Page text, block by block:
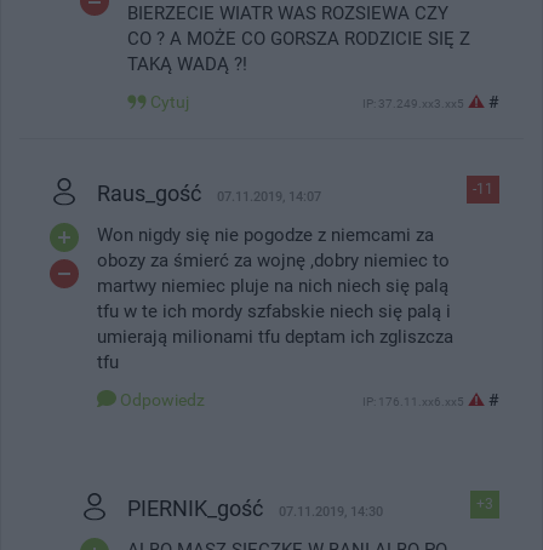
BIERZECIE WIATR WAS ROZSIEWA CZY
CO ? A MOŻE CO GORSZA RODZICIE SIĘ Z
TAKĄ WADĄ ?!
Cytuj IP: 37.249.xx3.xx5 #
-11
Raus_gość 07.11.2019, 14:07
Won nigdy się nie pogodze z niemcami za
obozy za śmierć za wojnę ,dobry niemiec to
martwy niemiec pluje na nich niech się palą
tfu w te ich mordy szfabskie niech się palą i
umierają milionami tfu deptam ich zgliszcza
tfu
Odpowiedz IP: 176.11.xx6.xx5 #
+3
PIERNIK_gość 07.11.2019, 14:30